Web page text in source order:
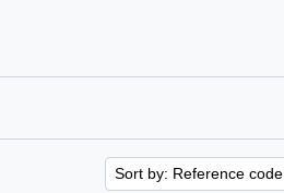
Sort by: Reference code